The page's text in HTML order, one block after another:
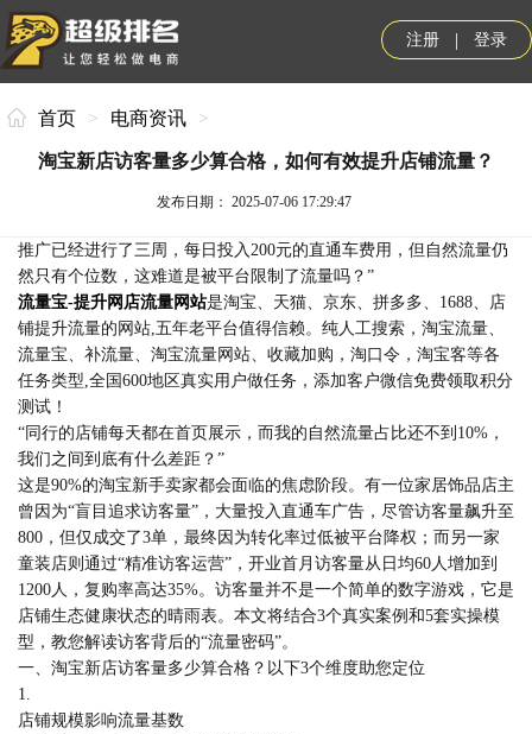
注册 | 登录
首页 > 电商资讯 >
淘宝新店访客量多少算合格，如何有效提升店铺流量？
发布日期： 2025-07-06 17:29:47
推广已经进行了三周，每日投入200元的直通车费用，但自然流量仍
然只有个位数，这难道是被平台限制了流量吗？”
流量宝-提升网店流量网站是淘宝、天猫、京东、拼多多、1688、店
铺提升流量的网站,五年老平台值得信赖。纯人工搜索，淘宝流量、
流量宝、补流量、淘宝流量网站、收藏加购，淘口令，淘宝客等各
任务类型,全国600地区真实用户做任务，添加客户微信免费领取积分
测试！
“同行的店铺每天都在首页展示，而我的自然流量占比还不到10%，
我们之间到底有什么差距？”
这是90%的淘宝新手卖家都会面临的焦虑阶段。有一位家居饰品店主
曾因为“盲目追求访客量”，大量投入直通车广告，尽管访客量飙升至
800，但仅成交了3单，最终因为转化率过低被平台降权；而另一家
童装店则通过“精准访客运营”，开业首月访客量从日均60人增加到
1200人，复购率高达35%。访客量并不是一个简单的数字游戏，它是
店铺生态健康状态的晴雨表。本文将结合3个真实案例和5套实操模
型，教您解读访客背后的“流量密码”。
一、淘宝新店访客量多少算合格？以下3个维度助您定位
1.
店铺规模影响流量基数